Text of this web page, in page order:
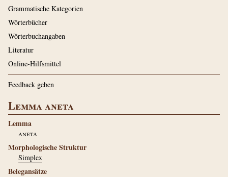
Grammatische Kategorien
Wörterbücher
Wörterbuchangaben
Literatur
Online-Hilfsmittel
Feedback geben
Lemma aneta
Lemma
aneta
Morphologische Struktur
Simplex
Belegansätze